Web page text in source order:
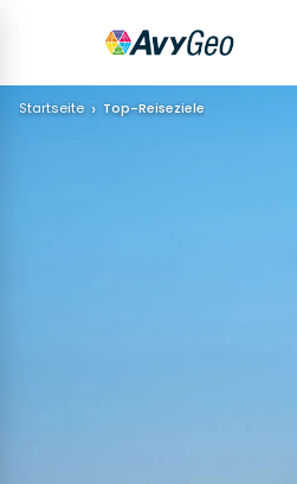
Startseite Top-Reiseziele